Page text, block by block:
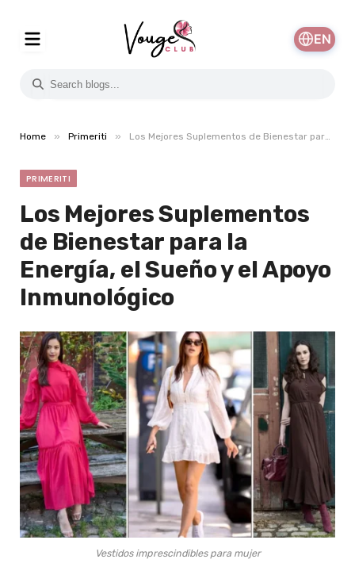
EN
Home » Primeriti » Los Mejores Suplementos de Bienestar para la Energía, el Sueño y el Apoyo Inmunológico
PRIMERITI
Los Mejores Suplementos
de Bienestar para la
Energía, el Sueño y el Apoyo
Inmunológico
Vestidos imprescindibles para mujer